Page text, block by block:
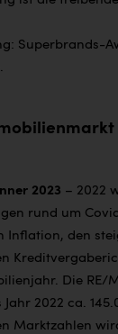
Superbrands-
2023 – 2022
rund um
Inflation, den
Die RE/
2022 ca.
Marktzahlen